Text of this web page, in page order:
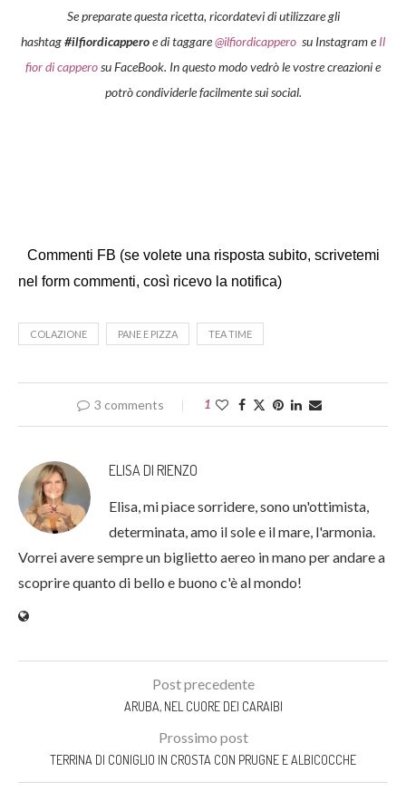
Se preparate questa ricetta, ricordatevi di utilizzare gli
hashtag#ilfiordicapperoe di taggare@ilfiordicappero su Instagram e Il
fior di capperosu FaceBook. In questo modo vedrò le vostre creazioni e
potrò condividerle facilmente sui social.
Commenti FB (se volete una risposta subito, scrivetemi
nel form commenti, così ricevo la notifica)
COLAZIONE PANE E PIZZA TEA TIME
3 comments 1
ELISA DI RIENZO
Elisa, mi piace sorridere, sono un'ottimista,
determinata, amo il sole e il mare, l'armonia.
Vorrei avere sempre un biglietto aereo in mano per andare a
scoprire quanto di bello e buono c'è al mondo!
Post precedente
ARUBA, NEL CUORE DEI CARAIBI
Prossimo post
TERRINA DI CONIGLIO IN CROSTA CON PRUGNE E ALBICOCCHE